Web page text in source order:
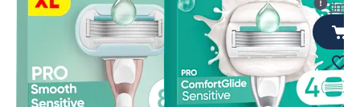
dm